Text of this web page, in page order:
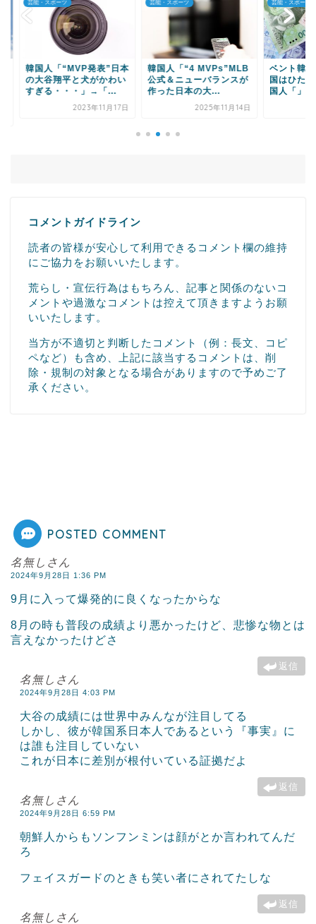
Powered by livedoor 相互RSS
スポーツ
人「“MVP発表”日本
谷翔平と犬がかわい
る・・・」→「...
2023年11月17日
芸能・スポーツ
韓国人「“4 MVPs”MLB
公式＆ニューバランスが
作った日本の大...
2025年11月14日
芸能・スポーツ
ベント韓国代表監督
国はひたすらお金
コメントガイドライン
読者の皆様が安心して利用できるコメント欄の維持
にご協力をお願いいたします。
荒らし・宣伝行為はもちろん、記事と関係のないコ
メントや過激なコメントは控えて頂きますようお願
いいたします。
当方が不適切と判断したコメント（例：長文、コピ
ペなど）も含め、上記に該当するコメントは、削
除・規制の対象となる場合がありますので予めご了
承ください。
POSTED COMMENT
名無しさん
2024年9月28日 1:36 PM
9月に入って爆発的に良くなったからな
8月の時も普段の成績より悪かったけど、悲惨な物とは
言えなかったけどさ
返信
名無しさん
2024年9月28日 4:03 PM
大谷の成績には世界中みんなが注目してる
しかし、彼が韓国系日本人であるという『事実』に
は誰も注目していない
これが日本に差別が根付いている証拠だよ
返信
名無しさん
2024年9月28日 6:59 PM
朝鮮人からもソンフンミンは顔がとか言われてんだ
ろ
フェイスガードのときも笑い者にされてたしな
返信
名無しさん